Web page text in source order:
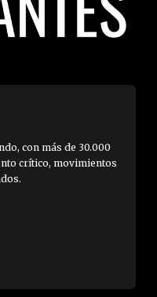
con más de 30.000
crítico, movimientos